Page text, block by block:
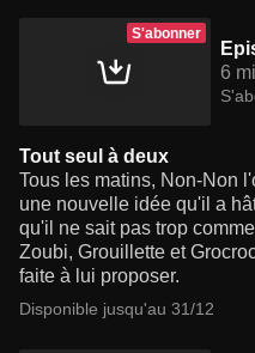
S'abonner
6
Tout seul à deux
Tous les matins, Non-Non
une nouvelle idée qu'il a
qu'il ne sait pas trop
Zoubi, Grouillette et
faite à lui proposer.
Disponible jusqu'au 31/12